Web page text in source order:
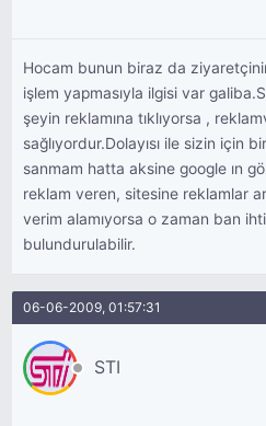
Hocam bunun biraz da
işlem yapmasıyla ilgisi var
şeyin reklamına tıklıyorsa ,
sağlıyordur.Dolayısı ile sizin için
sanmam hatta aksine google ın
reklam veren, sitesine reklamlar
verim alamıyorsa o zaman ban
bulundurulabilir.
06-06-2009, 01:57:31
STI